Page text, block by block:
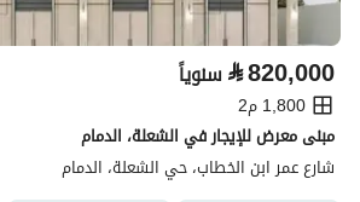
⃁820,000 سنوياً
1,800 م2
مبنى معرض للإيجار في الشعلة، الدمام
شارع عمر ابن الخطاب، حي الشعلة، الدمام